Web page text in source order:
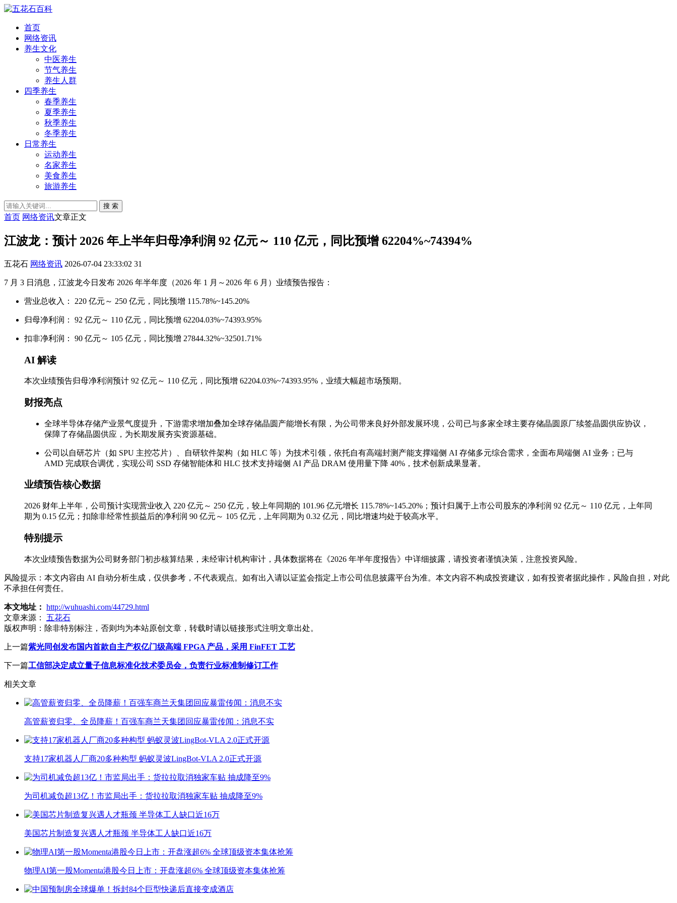
首页
网络资讯
养生文化
中医养生
节气养生
养生人群
四季养生
春季养生
夏季养生
秋季养生
冬季养生
日常养生
运动养生
名家养生
美食养生
旅游养生
搜 索
首页 网络资讯文章正文
江波龙：预计 2026 年上半年归母净利润 92 亿元～ 110 亿元，同比预增 62204%~74394%
五花石 网络资讯 2026-07-04 23:33:02 31
7 月 3 日消息，江波龙今日发布 2026 年半年度（2026 年 1 月～2026 年 6 月）业绩预告报告：
营业总收入： 220 亿元～ 250 亿元，同比预增 115.78%~145.20%
归母净利润： 92 亿元～ 110 亿元，同比预增 62204.03%~74393.95%
扣非净利润： 90 亿元～ 105 亿元，同比预增 27844.32%~32501.71%
AI 解读
本次业绩预告归母净利润预计 92 亿元～ 110 亿元，同比预增 62204.03%~74393.95%，业绩大幅超市场预期。
财报亮点
全球半导体存储产业景气度提升，下游需求增加叠加全球存储晶圆产能增长有限，为公司带来良好外部发展环境，公司已与多家全球主要存储晶圆原厂续签晶圆供应协议，
保障了存储晶圆供应，为长期发展夯实资源基础。
公司以自研芯片（如 SPU 主控芯片）、自研软件架构（如 HLC 等）为技术引领，依托自有高端封测产能支撑端侧 AI 存储多元综合需求，全面布局端侧 AI 业务；已与
AMD 完成联合调优，实现公司 SSD 存储智能体和 HLC 技术支持端侧 AI 产品 DRAM 使用量下降 40%，技术创新成果显著。
业绩预告核心数据
2026 财年上半年，公司预计实现营业收入 220 亿元～ 250 亿元，较上年同期的 101.96 亿元增长 115.78%~145.20%；预计归属于上市公司股东的净利润 92 亿元～ 110 亿元，上年同
期为 0.15 亿元；扣除非经常性损益后的净利润 90 亿元～ 105 亿元，上年同期为 0.32 亿元，同比增速均处于较高水平。
特别提示
本次业绩预告数据为公司财务部门初步核算结果，未经审计机构审计，具体数据将在《2026 年半年度报告》中详细披露，请投资者谨慎决策，注意投资风险。
风险提示：本文内容由 AI 自动分析生成，仅供参考，不代表观点。如有出入请以证监会指定上市公司信息披露平台为准。本文内容不构成投资建议，如有投资者据此操作，风险自担，对此
不承担任何责任。
本文地址： http://wuhuashi.com/44729.html
文章来源：
五花石
版权声明： 除非特别标注，否则均为本站原创文章，转载时请以链接形式注明文章出处。
上一篇紫光同创发布国内首款自主产权亿门级高端 FPGA 产品，采用 FinFET 工艺
下一篇工信部决定成立量子信息标准化技术委员会，负责行业标准制修订工作
相关文章
高管薪资归零、全员降薪！百强车商兰天集团回应暴雷传闻：消息不实
支持17家机器人厂商20多种构型 蚂蚁灵波LingBot-VLA 2.0正式开源
为司机减负超13亿！市监局出手：货拉拉取消独家车贴 抽成降至9%
美国芯片制造复兴遇人才瓶颈 半导体工人缺口近16万
物理AI第一股Momenta港股今日上市：开盘涨超6% 全球顶级资本集体抢筹